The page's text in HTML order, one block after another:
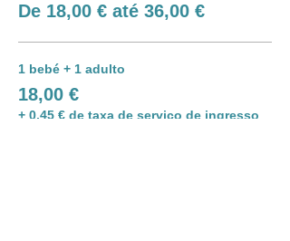
De 18,00 € até 36,00 €
1 bebé + 1 adulto
18,00 €
+ 0,45 € de taxa de serviço de ingresso